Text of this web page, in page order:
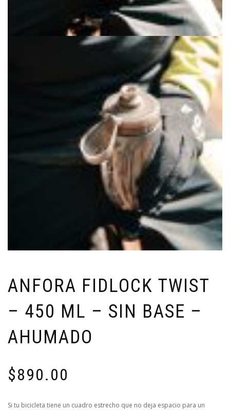
ANFORA FIDLOCK TWIST
– 450 ML – SIN BASE –
AHUMADO
$890.00
Si tu bicicleta tiene un cuadro estrecho que no deja espacio para un